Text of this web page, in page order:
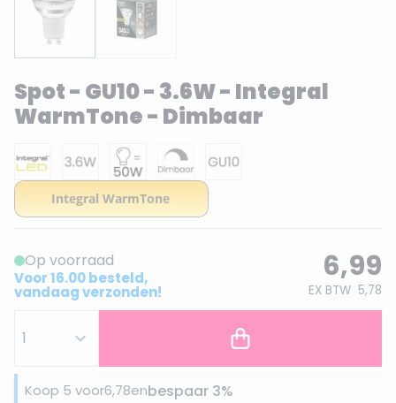
Spot - GU10 - 3.6W - Integral
WarmTone - Dimbaar
Op voorraad
Voor 16.00 besteld,
vandaag verzonden!
6,99
EX BTW 5,78
Koop 5 voor6,78enbespaar 3%